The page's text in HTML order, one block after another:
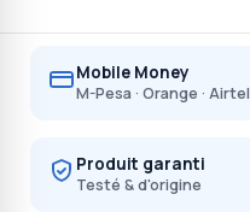
Mobile Money
M-Pesa · Orange · Airtel
Produit garanti
Testé & d'origine